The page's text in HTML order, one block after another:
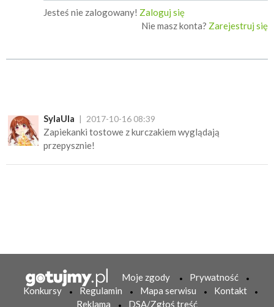
Jesteś nie zalogowany! Zaloguj się
Nie masz konta? Zarejestruj się
SylaUla 2017-10-16 08:39
Zapiekanki tostowe z kurczakiem wyglądają
przepysznie!
Moje zgody
Prywatność
Konkursy
Regulamin Mapa serwisu
Kontakt
Reklama
DSA/Zgłoś treść